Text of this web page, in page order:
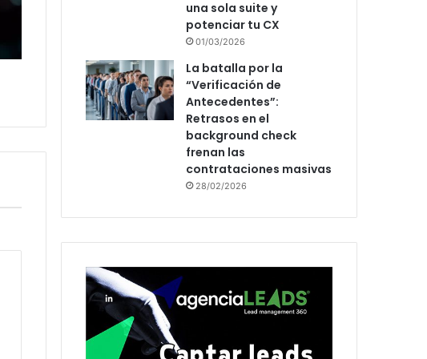
una sola suite y
potenciar tu CX
01/03/2026
La batalla por la
“Verificación de
Antecedentes”:
Retrasos en el
background check
frenan las
contrataciones masivas
28/02/2026